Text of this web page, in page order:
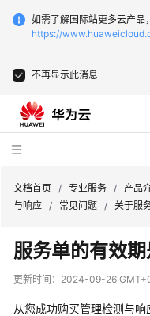
如需了解国际站更多云产品
https://
不再显示此消息
服
务
公
文档首页 / 专业服务 / 产品
与响应 / 常见问题 / 关于服
服务单的有效期
更新时间： 2024-09-26
从您成功购买管理检测与